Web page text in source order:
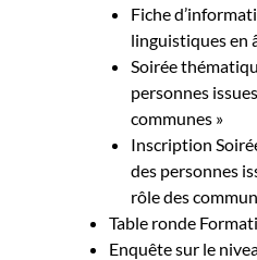
Fiche
linguistiques en
Soirée
personnes
communes »
Inscription
des personnes
rôle des
Table ronde
Enquête sur le